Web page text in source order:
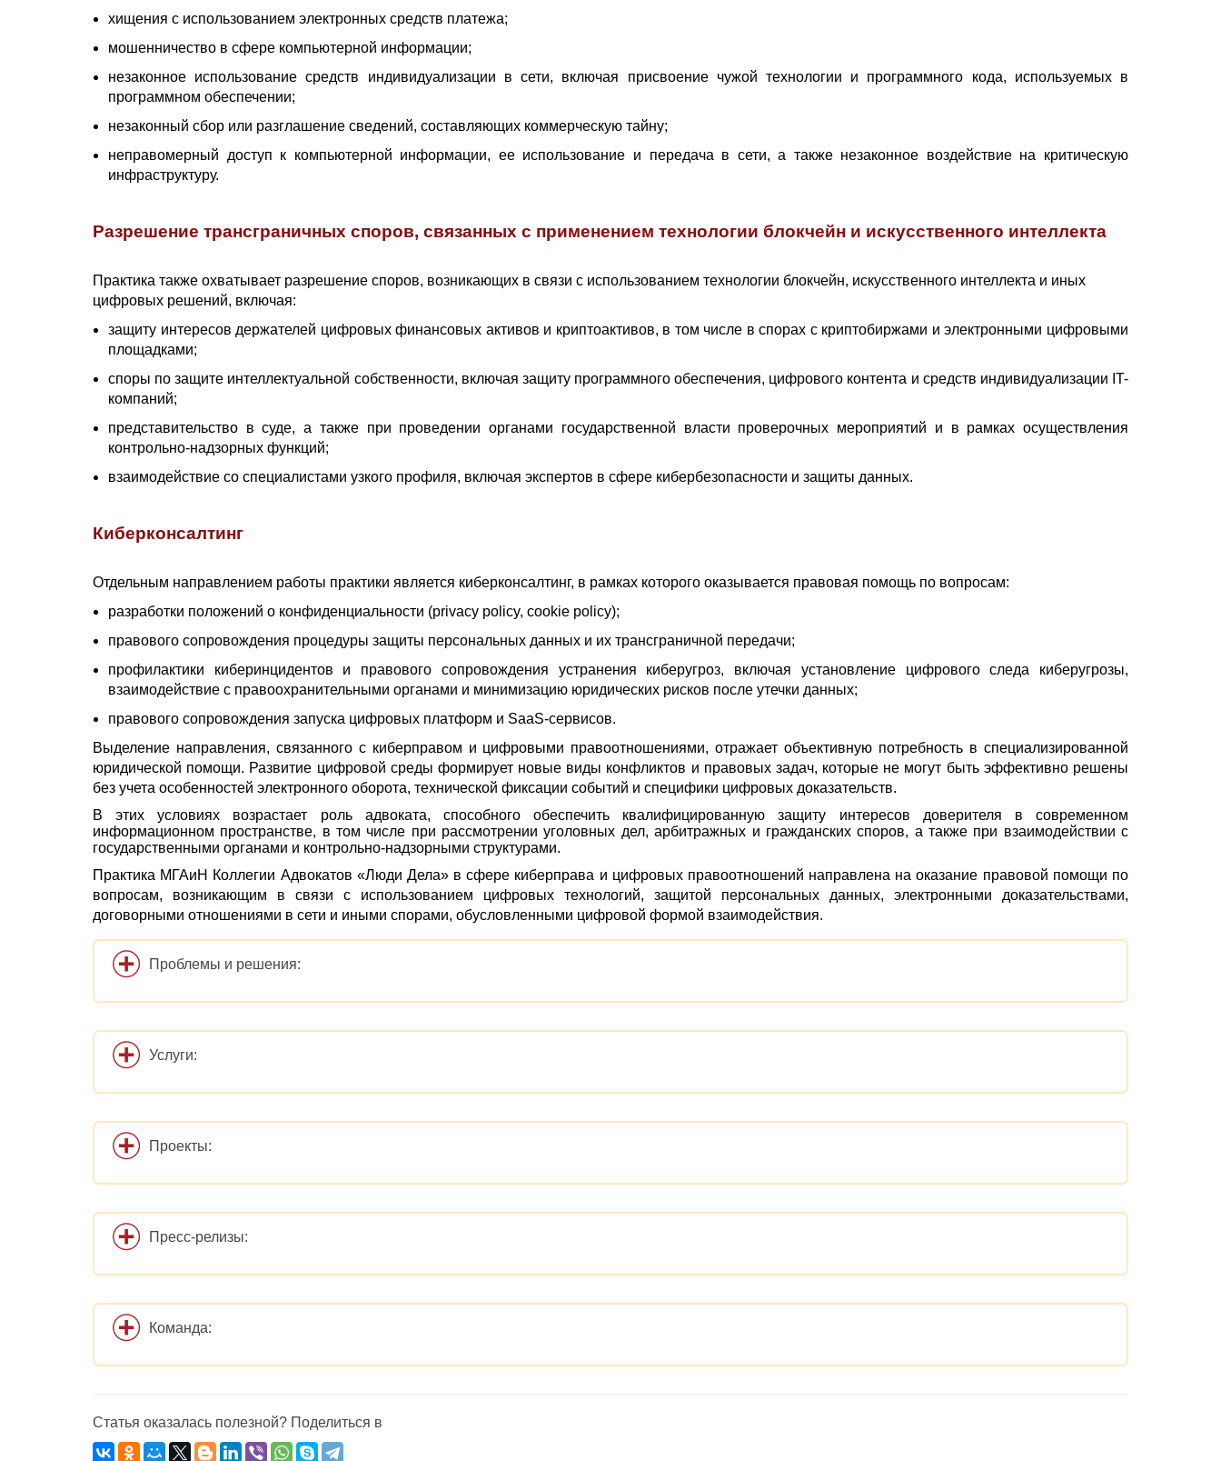
хищения с использованием электронных средств платежа;
мошенничество в сфере компьютерной информации;
незаконное использование средств индивидуализации в сети, включая присвоение чужой технологии и программного кода, используемых в
программном обеспечении;
незаконный сбор или разглашение сведений, составляющих коммерческую тайну;
неправомерный доступ к компьютерной информации, ее использование и передача в сети, а также незаконное воздействие на критическую
инфраструктуру.
Разрешение трансграничных споров, связанных с применением технологии блокчейн и искусственного интеллекта
Практика также охватывает разрешение споров, возникающих в связи с использованием технологии блокчейн, искусственного интеллекта и иных
цифровых решений, включая:
защиту интересов держателей цифровых финансовых активов и криптоактивов, в том числе в спорах с криптобиржами и электронными цифровыми
площадками;
споры по защите интеллектуальной собственности, включая защиту программного обеспечения, цифрового контента и средств индивидуализации IT-
компаний;
представительство в суде, а также при проведении органами государственной власти проверочных мероприятий и в рамках осуществления
контрольно-надзорных функций;
взаимодействие со специалистами узкого профиля, включая экспертов в сфере кибербезопасности и защиты данных.
Киберконсалтинг
Отдельным направлением работы практики является киберконсалтинг, в рамках которого оказывается правовая помощь по вопросам:
разработки положений о конфиденциальности (privacy policy, cookie policy);
правового сопровождения процедуры защиты персональных данных и их трансграничной передачи;
профилактики киберинцидентов и правового сопровождения устранения киберугроз, включая установление цифрового следа киберугрозы,
взаимодействие с правоохранительными органами и минимизацию юридических рисков после утечки данных;
правового сопровождения запуска цифровых платформ и SaaS-сервисов.
Выделение направления, связанного с киберправом и цифровыми правоотношениями, отражает объективную потребность в специализированной
юридической помощи. Развитие цифровой среды формирует новые виды конфликтов и правовых задач, которые не могут быть эффективно решены
без учета особенностей электронного оборота, технической фиксации событий и специфики цифровых доказательств.
В этих условиях возрастает роль адвоката, способного обеспечить квалифицированную защиту интересов доверителя в современном
информационном пространстве, в том числе при рассмотрении уголовных дел, арбитражных и гражданских споров, а также при взаимодействии с
государственными органами и контрольно-надзорными структурами.
Практика МГАиН Коллегии Адвокатов «Люди Дела» в сфере киберправа и цифровых правоотношений направлена на оказание правовой помощи по
вопросам, возникающим в связи с использованием цифровых технологий, защитой персональных данных, электронными доказательствами,
договорными отношениями в сети и иными спорами, обусловленными цифровой формой взаимодействия.
Проблемы и решения:
Услуги:
Проекты:
Пресс-релизы:
Команда:
Статья оказалась полезной? Поделиться в